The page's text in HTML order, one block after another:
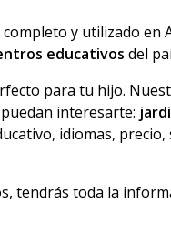
completo y utilizado en
educativos del
para tu hijo.
interesarte:
idiomas,
tendrás toda la